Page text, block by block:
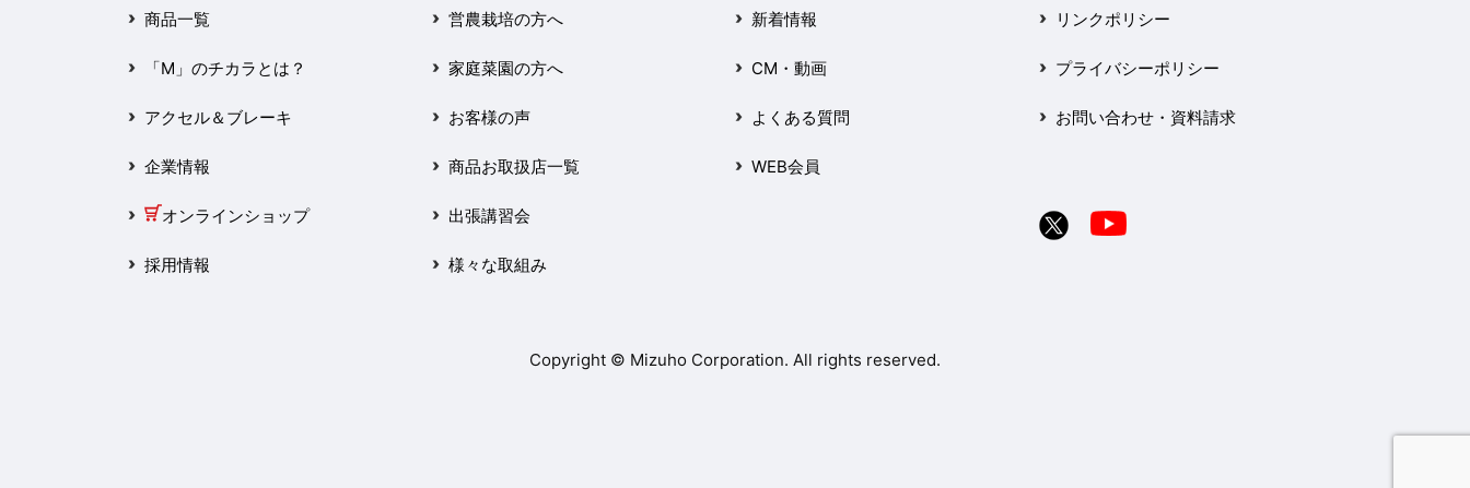
2025年1月
2024年12月
2024年11月
2024年10月
商品一覧
「M」のチカラとは？
アクセル＆ブレーキ
企業情報
オンラインショップ
採用情報
営農栽培の方へ
家庭菜園の方へ
お客様の声
商品お取扱店一覧
出張講習会
様々な取組み
新着情報
CM・動画
よくある質問
WEB会員
リンクポリシー
プライバシーポリシー
お問い合わせ・資料請求
Copyright © Mizuho Corporation. All rights reserved.